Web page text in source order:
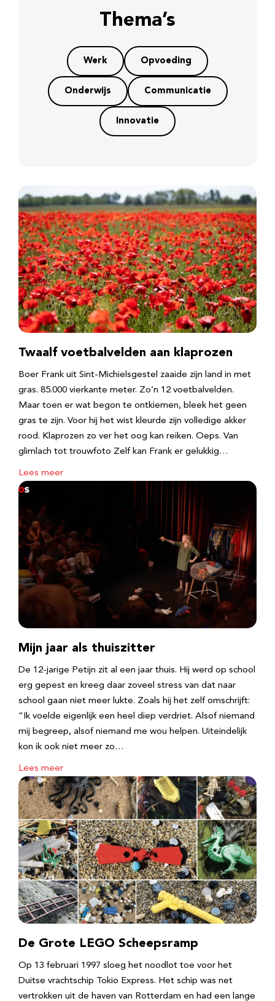
Thema’s
Werk Opvoeding
Onderwijs Communicatie
Innovatie
Twaalf voetbalvelden aan klaprozen
Boer Frank uit Sint-Michielsgestel zaaide zijn land in met
gras. 85.000 vierkante meter. Zo’n 12 voetbalvelden.
Maar toen er wat begon te ontkiemen, bleek het geen
gras te zijn. Voor hij het wist kleurde zijn volledige akker
rood. Klaprozen zo ver het oog kan reiken. Oeps. Van
glimlach tot trouwfoto Zelf kan Frank er gelukkig…
Lees meer
Mijn jaar als thuiszitter
De 12-jarige Petijn zit al een jaar thuis. Hij werd op school
erg gepest en kreeg daar zoveel stress van dat naar
school gaan niet meer lukte. Zoals hij het zelf omschrijft:
“Ik voelde eigenlijk een heel diep verdriet. Alsof niemand
mij begreep, alsof niemand me wou helpen. Uiteindelijk
kon ik ook niet meer zo…
Lees meer
De Grote LEGO Scheepsramp
Op 13 februari 1997 sloeg het noodlot toe voor het
Duitse vrachtschip Tokio Express. Het schip was net
vertrokken uit de haven van Rotterdam en had een lange